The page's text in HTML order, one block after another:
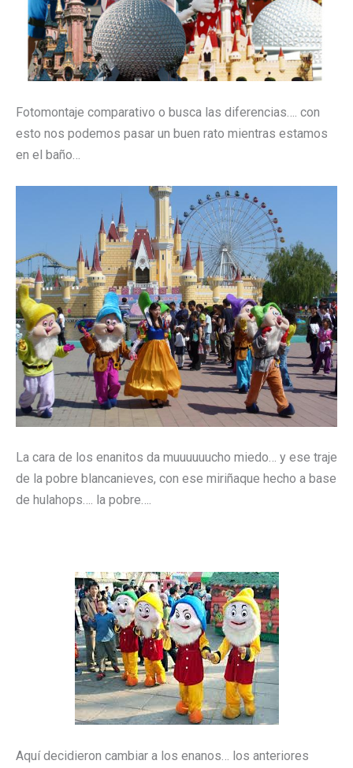
Fotomontaje comparativo o busca las diferencias…. con
esto nos podemos pasar un buen rato mientras estamos
en el baño…
La cara de los enanitos da muuuuuucho miedo… y ese traje
de la pobre blancanieves, con ese miriñaque hecho a base
de hulahops…. la pobre….
Aquí decidieron cambiar a los enanos… los anteriores